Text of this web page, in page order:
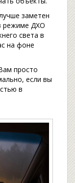
заметен
режиме ДХО
света в
на фоне
просто
если вы
в